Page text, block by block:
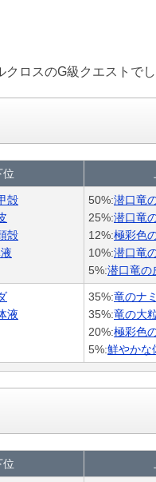
ロスのG級クエストで
位
殻
殻
50%:潜口竜
25%:潜口竜
12%:極彩色
10%:潜口竜
5%:潜口竜の
液
35%:竜のナ
35%:竜の大
20%:極彩色
5%:鮮やかな
位